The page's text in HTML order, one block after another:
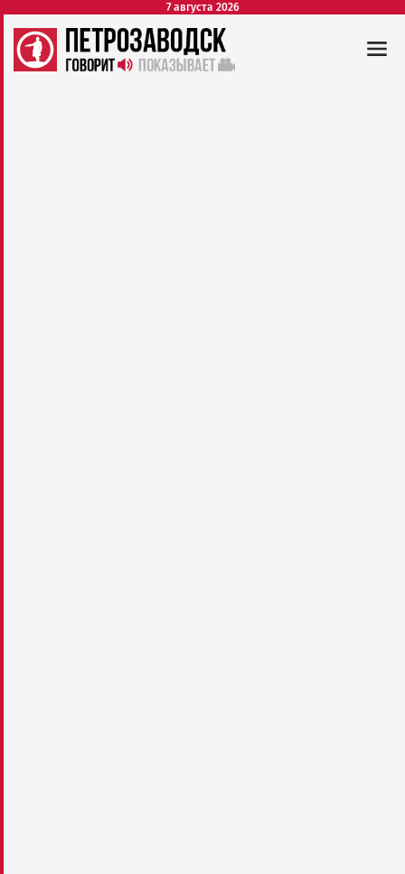
7 августа 2026